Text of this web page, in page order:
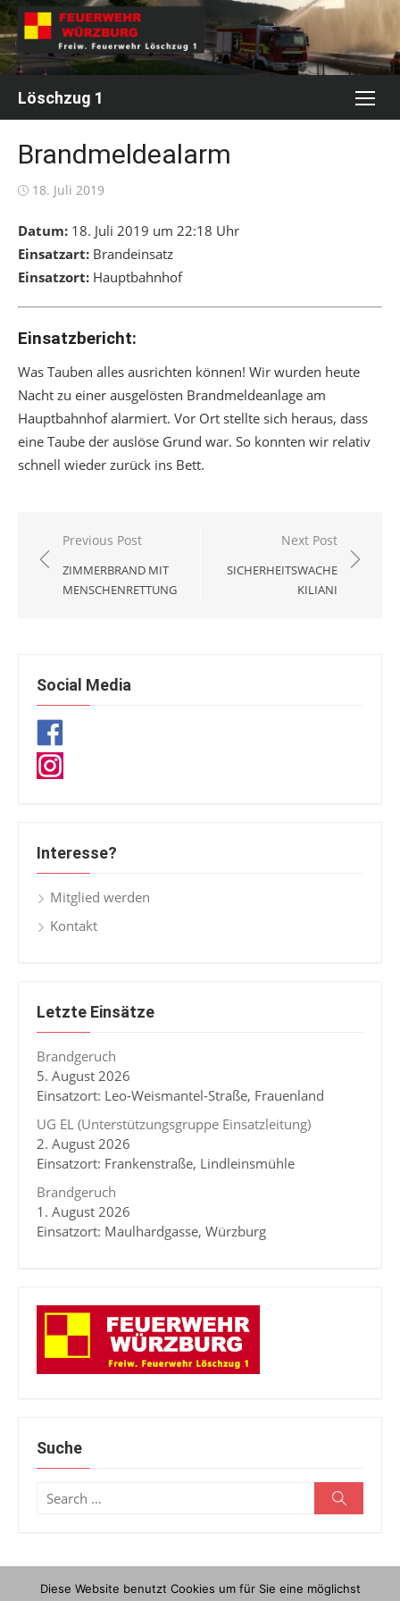
Skip
to
content
Löschzug 1
Brandmeldealarm
Posted
18. Juli 2019
Datum: 18. Juli 2019 um 22:18 Uhr
Einsatzart: Brandeinsatz
Einsatzort: Hauptbahnhof
Einsatzbericht:
Was Tauben alles ausrichten können! Wir wurden heute
Nacht zu einer ausgelösten Brandmeldeanlage am
Hauptbahnhof alarmiert. Vor Ort stellte sich heraus, dass
eine Taube der auslöse Grund war. So konnten wir relativ
schnell wieder zurück ins Bett.
Beitragsnavigation
Previous Post
ZIMMERBRAND MIT
MENSCHENRETTUNG
Next Post
SICHERHEITSWACHE
KILIANI
Social Media
Interesse?
Mitglied werden
Kontakt
Letzte Einsätze
Brandgeruch
5. August 2026
Einsatzort: Leo-Weismantel-Straße, Frauenland
UG EL (Unterstützungsgruppe Einsatzleitung)
2. August 2026
Einsatzort: Frankenstraße, Lindleinsmühle
Brandgeruch
1. August 2026
Einsatzort: Maulhardgasse, Würzburg
Suche
Search
Diese Website benutzt Cookies um für Sie eine möglichst